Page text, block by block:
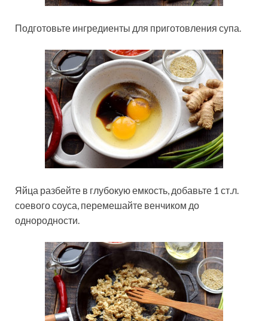
Подготовьте ингредиенты для приготовления супа.
Яйца разбейте в глубокую емкость, добавьте 1 ст.л.
соевого соуса, перемешайте венчиком до
однородности.